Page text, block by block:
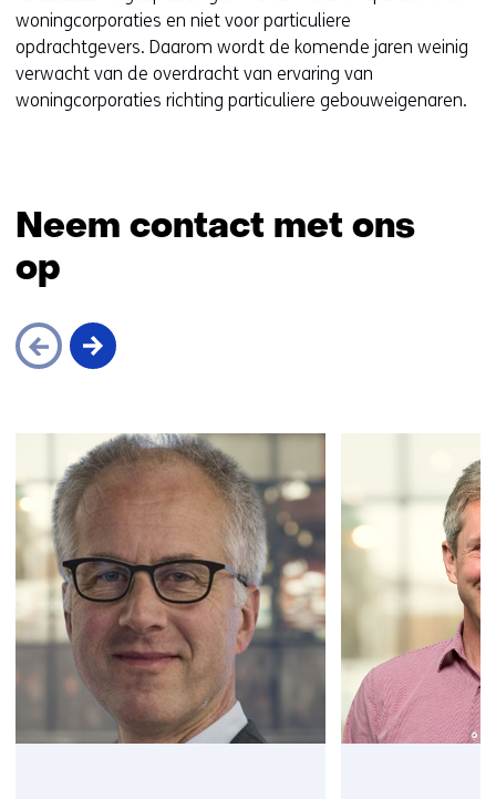
woningcorporaties en niet voor particuliere
opdrachtgevers. Daarom wordt de komende jaren weinig
verwacht van de overdracht van ervaring van
woningcorporaties richting particuliere gebouweigenaren.
Neem contact met ons
op
over
(Neem
contact
met
ons
op)